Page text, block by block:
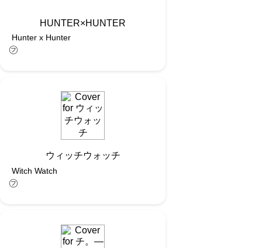
HUNTER×HUNTER
Hunter x Hunter
㋫
ウィッチウォッチ
Witch Watch
㋫